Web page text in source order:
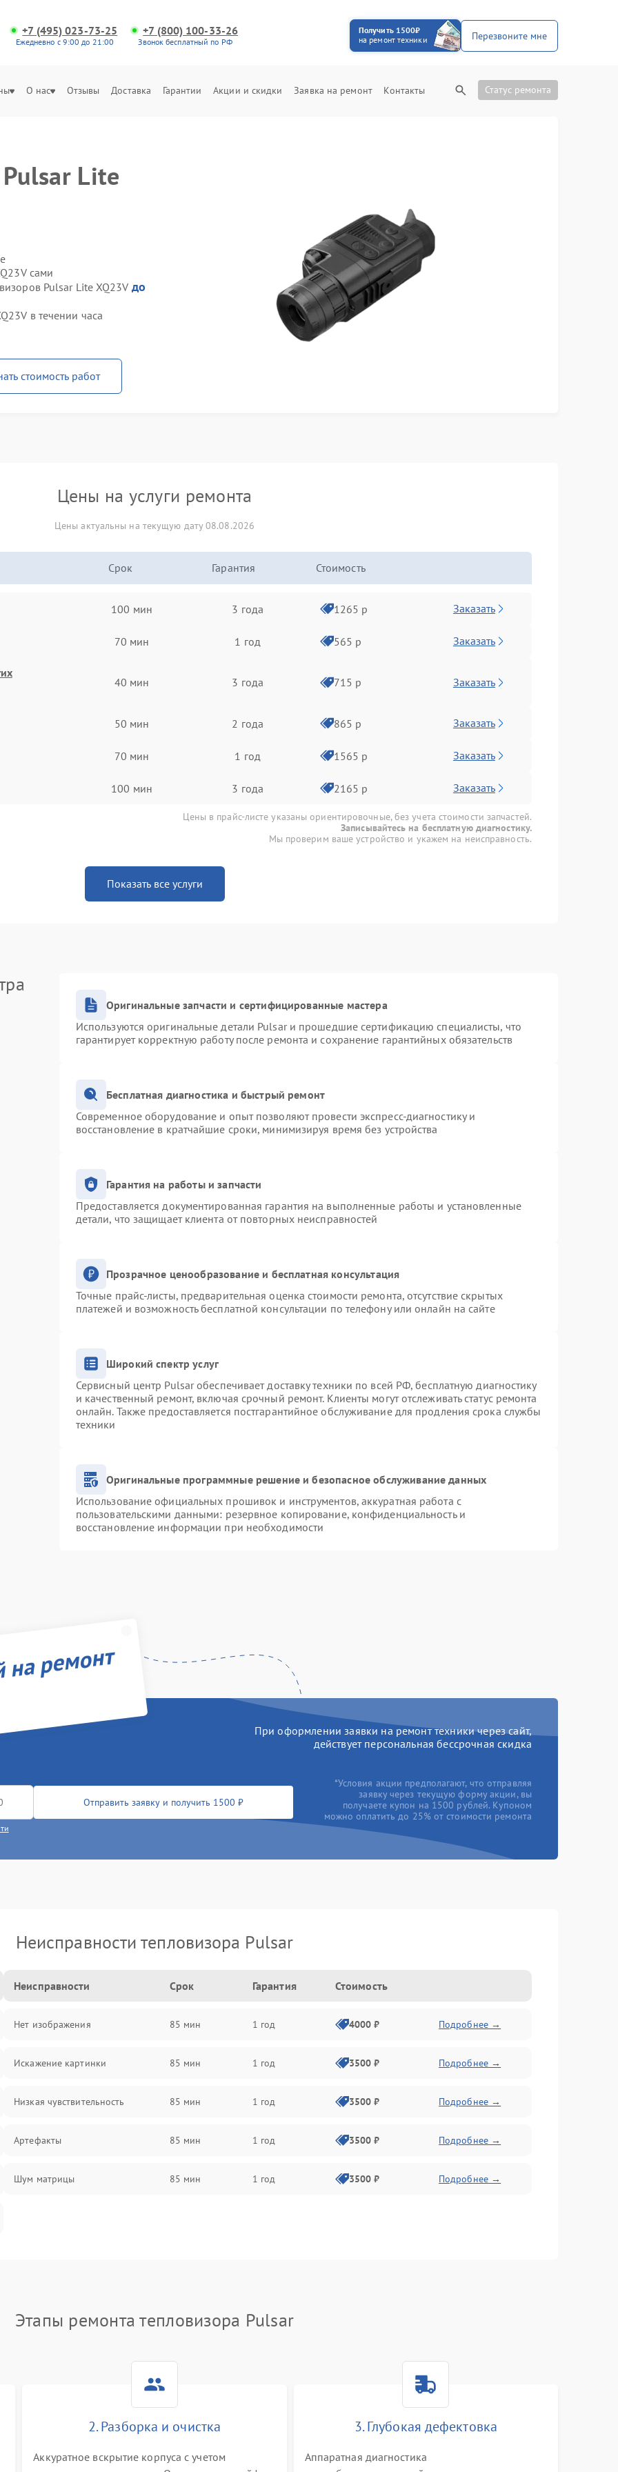
+7 (495) 023-73-25
Ежедневно с 9:00 до 21:00
+7 (800) 100-33-26
Звонок бесплатный по РФ
Получить 1500₽
на ремонт техники
Перезвоните мне
О нас Отзывы Доставка Гарантии Акции и скидки Заявка на ремонт Контакты Статус ремонта
Lite
сами
Pulsar Lite XQ23V до
в течении часа
стоимость работ
Цены на услуги ремонта
Цены актуальны на текущую дату 08.08.2026
Срок Гарантия Стоимость
100 мин 3 года 1265 р Заказать
70 мин 1 год 565 р Заказать
40 мин 3 года 715 р Заказать
50 мин 2 года 865 р Заказать
70 мин 1 год 1565 р Заказать
100 мин 3 года 2165 р Заказать
Цены в прайс-листе указаны ориентировочные, без учета стоимости запчастей.
Записывайтесь на бесплатную диагностику.
Мы проверим ваше устройство и укажем на неисправность.
Показать все услуги
Оригинальные запчасти и сертифицированные мастера
Используются оригинальные детали Pulsar и прошедшие сертификацию специалисты, что
гарантирует корректную работу после ремонта и сохранение гарантийных обязательств
Бесплатная диагностика и быстрый ремонт
Современное оборудование и опыт позволяют провести экспресс-диагностику и
восстановление в кратчайшие сроки, минимизируя время без устройства
Гарантия на работы и запчасти
Предоставляется документированная гарантия на выполненные работы и установленные
детали, что защищает клиента от повторных неисправностей
Прозрачное ценообразование и бесплатная консультация
Точные прайс-листы, предварительная оценка стоимости ремонта, отсутствие скрытых
платежей и возможность бесплатной консультации по телефону или онлайн на сайте
Широкий спектр услуг
Сервисный центр Pulsar обеспечивает доставку техники по всей РФ, бесплатную диагностику
и качественный ремонт, включая срочный ремонт. Клиенты могут отслеживать статус ремонта
онлайн. Также предоставляется постгарантийное обслуживание для продления срока службы
техники
Оригинальные программные решение и безопасное обслуживание данных
Использование официальных прошивок и инструментов, аккуратная работа с
пользовательскими данными: резервное копирование, конфиденциальность и
восстановление информации при необходимости
ремонт
При оформлении заявки на ремонт техники через сайт,
действует персональная бессрочная скидка
Отправить заявку и получить 1500 ₽
*Условия акции предполагают, что отправляя
заявку через текущую форму акции, вы
получаете купон на 1500 рублей. Купоном
можно оплатить до 25% от стоимости ремонта
Неисправности тепловизора Pulsar
Неисправности Срок Гарантия Стоимость
Нет изображения 85 мин 1 год 4000 ₽ Подробнее →
Искажение картинки 85 мин 1 год 3500 ₽ Подробнее →
Низкая чувствительность 85 мин 1 год 3500 ₽ Подробнее →
Артефакты 85 мин 1 год 3500 ₽ Подробнее →
Шум матрицы 85 мин 1 год 3500 ₽ Подробнее →
Этапы ремонта тепловизора Pulsar
2. Разборка и очистка
Аккуратное вскрытие корпуса с учетом
3. Глубокая дефектовка
Аппаратная диагностика